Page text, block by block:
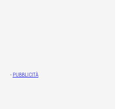
- PUBBLICITÀ